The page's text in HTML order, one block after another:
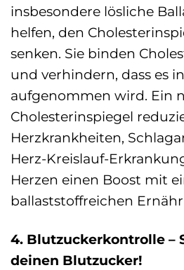
insbesondere lösliche
helfen, den
senken. Sie binden
und verhindern, dass es
aufgenommen wird. Ein
Cholesterinspiegel
Herzkrankheiten,
Herz-Kreislauf-
Herzen einen Boost mit
ballaststoffreichen
4. Blutzuckerkontrolle –
deinen Blutzucker!